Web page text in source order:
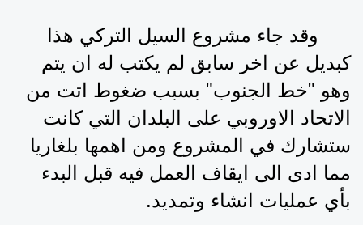
بأي عمليات انشاء وتمديد.